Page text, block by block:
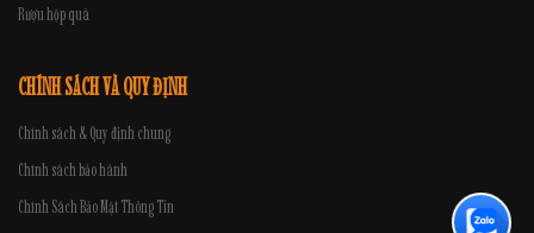
Rượu hộp quà
CHÍNH SÁCH VÀ QUY ĐỊNH
Chính sách & Quy định chung
Chính sách bảo hành
Chính Sách Bảo Mật Thông Tin